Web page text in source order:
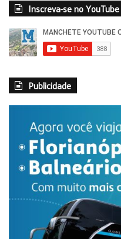
Inscreva-se no YouTube
Publicidade